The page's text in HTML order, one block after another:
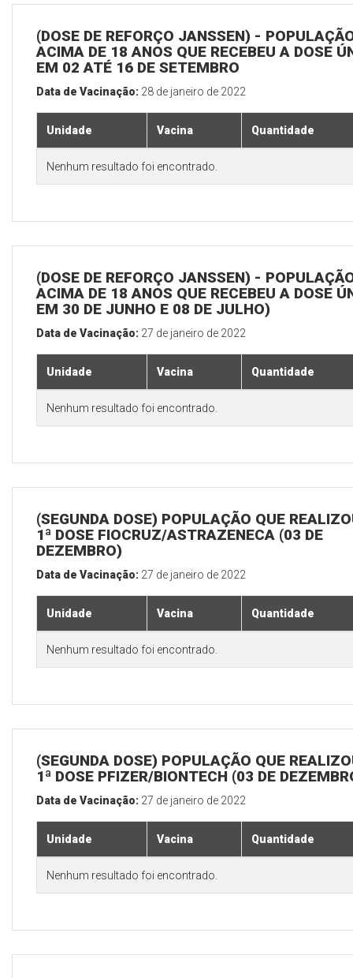
(DOSE DE REFORÇO JANSSEN) -
ACIMA DE 18 ANOS QUE RECEBEU A DOSE
EM 02 ATÉ 16 DE SETEMBRO
Data de Vacinação: 28 de janeiro de 2022
Unidade Vacina Quantidade
Nenhum resultado foi encontrado.
(DOSE DE REFORÇO JANSSEN) -
ACIMA DE 18 ANOS QUE RECEBEU A DOSE
EM 30 DE JUNHO E 08 DE JULHO)
Data de Vacinação: 27 de janeiro de 2022
Unidade Vacina Quantidade
Nenhum resultado foi encontrado.
(SEGUNDA DOSE) POPULAÇÃO QUE
1ª DOSE FIOCRUZ/ASTRAZENECA (03 DE
DEZEMBRO)
Data de Vacinação: 27 de janeiro de 2022
Unidade Vacina Quantidade
Nenhum resultado foi encontrado.
(SEGUNDA DOSE) POPULAÇÃO QUE
1ª DOSE PFIZER/BIONTECH (03 DE
Data de Vacinação: 27 de janeiro de 2022
Unidade Vacina Quantidade
Nenhum resultado foi encontrado.